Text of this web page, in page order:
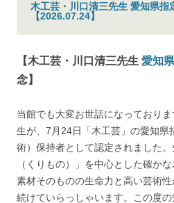
木工芸・川口清三先生 愛知県指
【2026.07.24】
【木工芸・川口清三先生 愛知
念】
当館でも大変お世話になっており
生が、7月24日「木工芸」の愛知県
術）保持者として認定されました
（くりもの）」を中心とした確か
素材そのものの生命力と高い芸術
続けていらっしゃいます。この度